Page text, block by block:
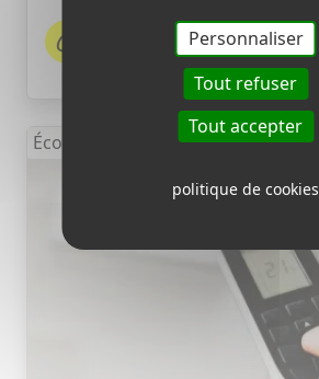
Chez Switch - 2026-08-03 14:35
Économie d'énergie
Personnaliser
Tout refuser
Tout accepter
politique de cookies